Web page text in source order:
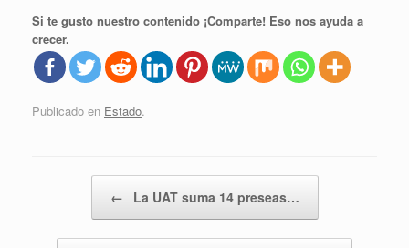
Si te gusto nuestro contenido ¡Comparte! Eso nos ayuda a
crecer.
Publicado en Estado.
← La UAT suma 14 preseas…